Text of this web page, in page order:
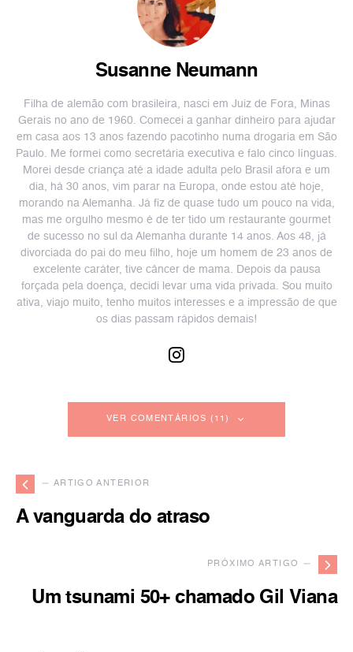
Susanne Neumann
Filha de alemão com brasileira, nasci em Juiz de Fora, Minas
Gerais no ano de 1960. Comecei a ganhar dinheiro para ajudar
em casa aos 13 anos fazendo pacotinho numa drogaria em São
Paulo. Me formei como secretária executiva e falo cinco línguas.
Morei desde criança até a idade adulta pelo Brasil afora e um
dia, há 30 anos, vim parar na Europa, onde estou até hoje,
morando na Alemanha. Já fiz de quase tudo um pouco na vida,
mas me orgulho mesmo é de ter tido um restaurante gourmet
de sucesso no sul da Alemanha durante 14 anos. Aos 48, já
divorciada do pai do meu filho, hoje um homem de 23 anos de
excelente caráter, tive câncer de mama. Depois da pausa
forçada pela doença, decidi levar uma vida privada. Sou muito
ativa, viajo muito, tenho muitos interesses e a impressão de que
os dias passam rápidos demais!
VER COMENTÁRIOS (11)
— ARTIGO ANTERIOR
A vanguarda do atraso
PRÓXIMO ARTIGO —
Um tsunami 50+ chamado Gil Viana